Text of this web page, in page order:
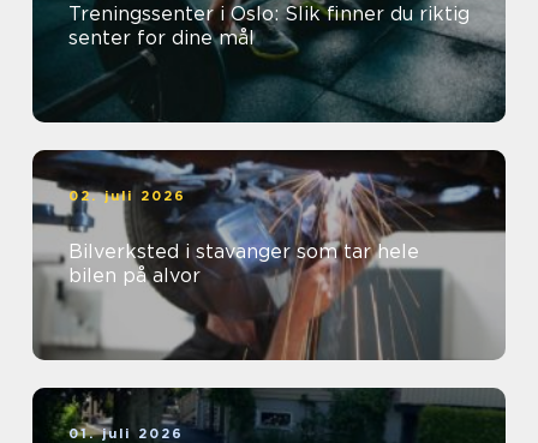
Treningssenter i Oslo: Slik finner du riktig
senter for dine mål
02. juli 2026
Bilverksted i stavanger som tar hele
bilen på alvor
01. juli 2026